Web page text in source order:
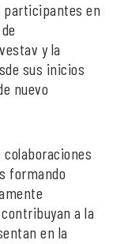
en
y la
sus inicios
nuevo
formando
a la
en la